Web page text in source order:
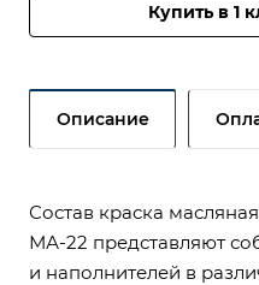
Купить в 1
Описание
Состав краска
МА-22 представляют
и наполнителей в